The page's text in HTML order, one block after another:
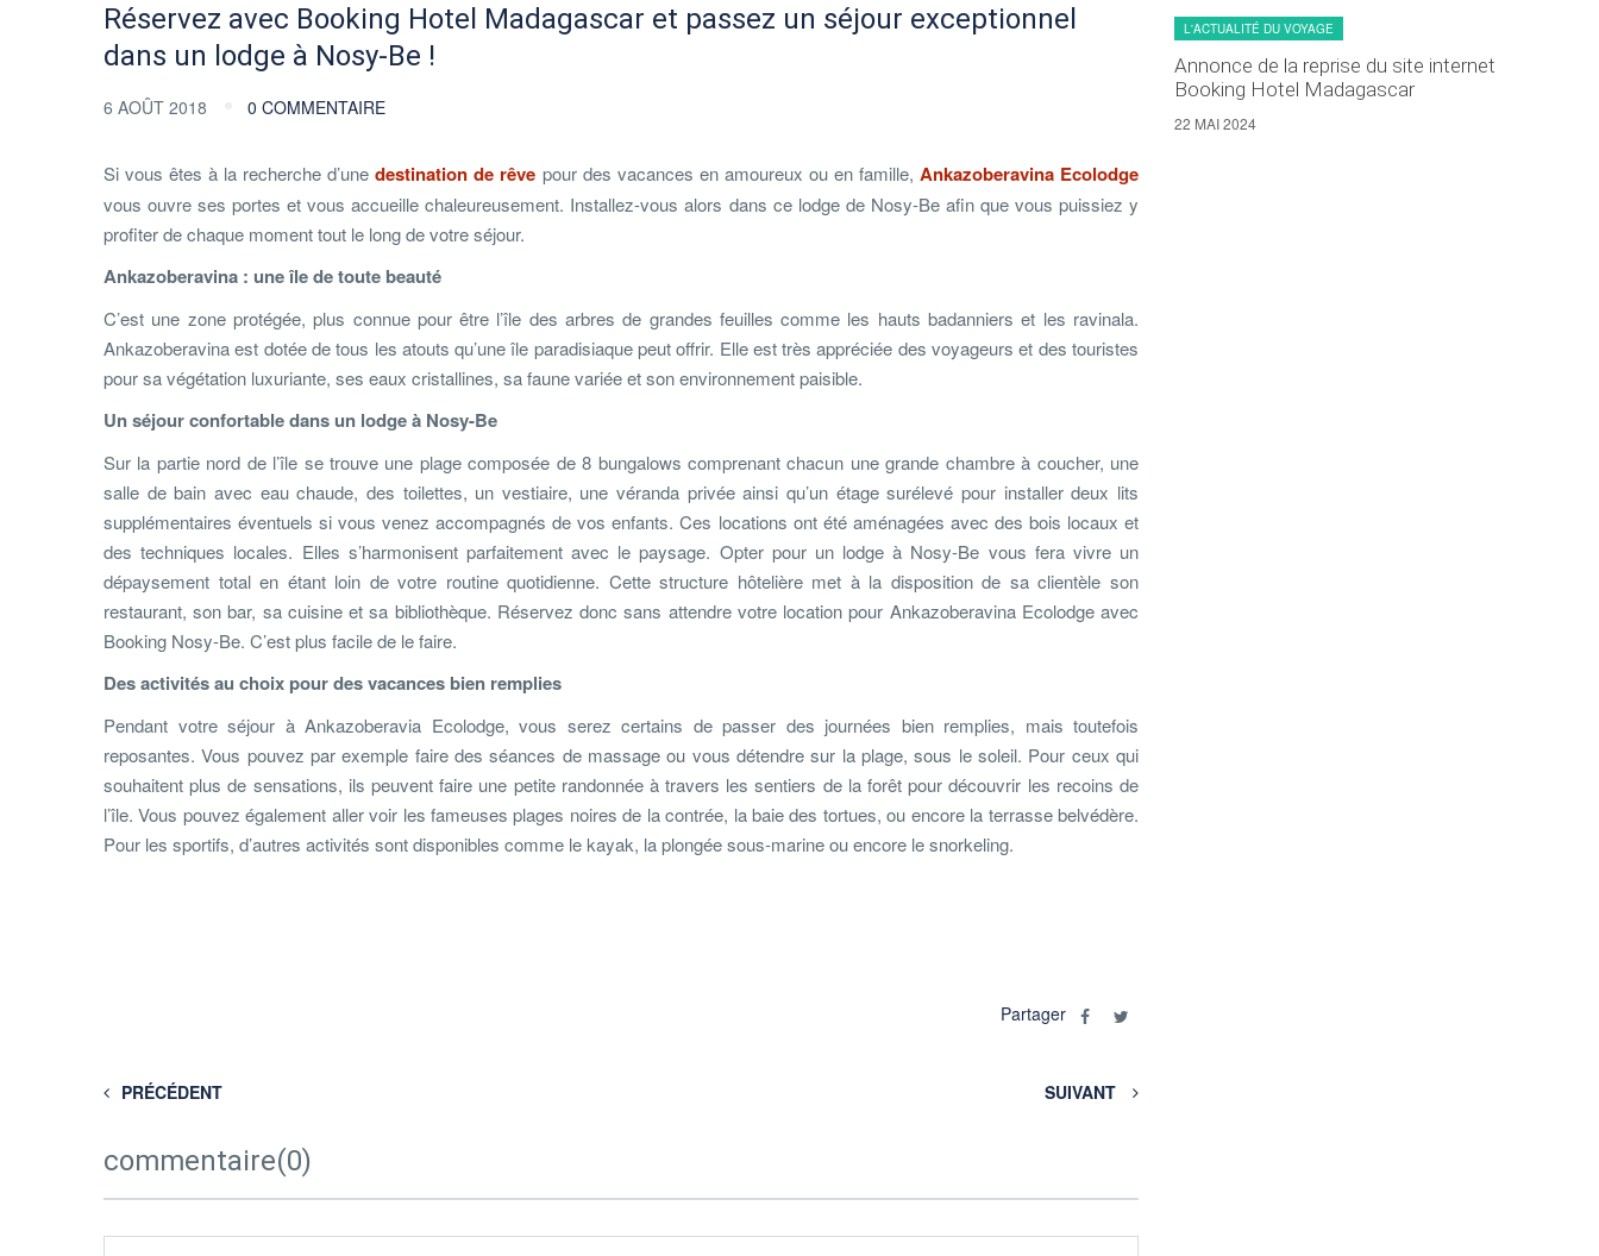
Réservez avec Booking Hotel Madagascar et passez un séjour exceptionnel
dans un lodge à Nosy-Be !
6 AOÛT 2018 0 COMMENTAIRE
Si vous êtes à la recherche d’unedestination de rêve pour des vacances en amoureux ou en famille, Ankazoberavina Ecolodge
vous ouvre ses portes et vous accueille chaleureusement. Installez-vous alors dans ce lodge de Nosy-Be afin que vous puissiez y
profiter de chaque moment tout le long de votre séjour.
Ankazoberavina : une île de toute beauté
C’est une zone protégée, plus connue pour être l’île des arbres de grandes feuilles comme les hauts badanniers et les ravinala.
Ankazoberavina est dotée de tous les atouts qu’une île paradisiaque peut offrir. Elle est très appréciée des voyageurs et des touristes
pour sa végétation luxuriante, ses eaux cristallines, sa faune variée et son environnement paisible.
Un séjour confortable dans un lodge à Nosy-Be
Sur la partie nord de l’île se trouve une plage composée de 8 bungalows comprenant chacun une grande chambre à coucher, une
salle de bain avec eau chaude, des toilettes, un vestiaire, une véranda privée ainsi qu’un étage surélevé pour installer deux lits
supplémentaires éventuels si vous venez accompagnés de vos enfants. Ces locations ont été aménagées avec des bois locaux et
des techniques locales. Elles s’harmonisent parfaitement avec le paysage. Opter pour un lodge à Nosy-Be vous fera vivre un
dépaysement total en étant loin de votre routine quotidienne. Cette structure hôtelière met à la disposition de sa clientèle son
restaurant, son bar, sa cuisine et sa bibliothèque. Réservez donc sans attendre votre location pour Ankazoberavina Ecolodge avec
Booking Nosy-Be. C’est plus facile de le faire.
Des activités au choix pour des vacances bien remplies
Pendant votre séjour à Ankazoberavia Ecolodge, vous serez certains de passer des journées bien remplies, mais toutefois
reposantes. Vous pouvez par exemple faire des séances de massage ou vous détendre sur la plage, sous le soleil. Pour ceux qui
souhaitent plus de sensations, ils peuvent faire une petite randonnée à travers les sentiers de la forêt pour découvrir les recoins de
l’île. Vous pouvez également aller voir les fameuses plages noires de la contrée, la baie des tortues, ou encore la terrasse belvédère.
Pour les sportifs, d’autres activités sont disponibles comme le kayak, la plongée sous-marine ou encore le snorkeling.
Partager
PRÉCÉDENT SUIVANT
commentaire(0)
L'ACTUALITÉ DU VOYAGE
Annonce de la reprise du site internet
Booking Hotel Madagascar
22 MAI 2024